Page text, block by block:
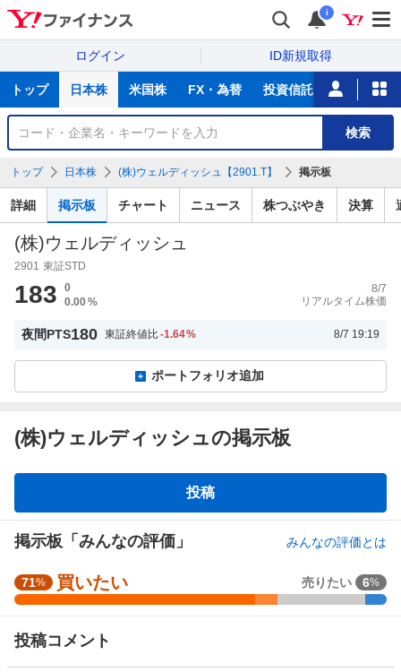
i
ログイン ID新規取得
サ
トップ 日本株 米国株 FX・為替 投資信託 ニュース
銘
検
索
検索
トップ 日本株 (株)ウェルディッシュ【2901.T】 掲示板
詳細 掲示板 チャート ニュース 株つぶやき 決算
(株)ウェルディッシュ
2901 東証STD
183
0
0.00%
8/7
リアルタイム株価
夜間PTS180 東証終値比-1.64% 8/7 19:19
ポートフォリオ追加
(株)ウェルディッシュの掲示板
板
投稿
掲示板「みんなの評価」 みんなの評価とは
強
く
い
71% 買いたい 売りたい 6%
投稿コメント